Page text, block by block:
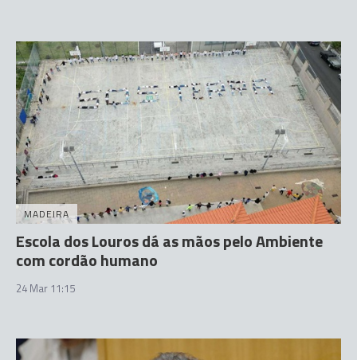
MADEIRA
Escola dos Louros dá as mãos pelo Ambiente
com cordão humano
24 Mar 11:15